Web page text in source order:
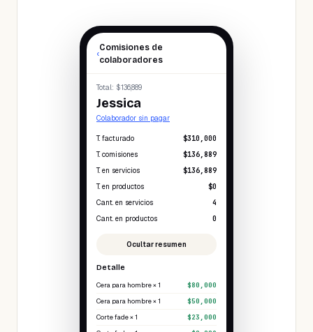
‹
Comisiones de
colaboradores
Total: $136,889
Jessica
Colaborador sin pagar
T. facturado
$310,000
T. comisiones
$136,889
T. en servicios
$136,889
T. en productos
$0
Cant. en servicios
4
Cant. en productos
0
Ocultar resumen
Detalle
Cera para hombre × 1
$80,000
Cera para hombre × 1
$50,000
Corte fade × 1
$23,000